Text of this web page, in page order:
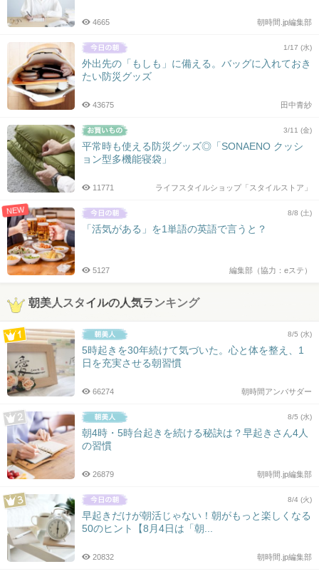
朝時間.jp編集部
4665
1/17 (水)
外出先の「もしも」に備える。バッグに入れておき
たい防災グッズ
田中青紗
43675
3/11 (金)
平常時も使える防災グッズ◎「SONAENO クッシ
ョン型多機能寝袋」
ライフスタイルショップ「スタイルストア」
11771
NEW 8/8 (土)
「活気がある」を1単語の英語で言うと？
編集部（協力：eステ）
5127
朝美人スタイルの人気ランキング
8/5 (水)
5時起きを30年続けて気づいた。心と体を整え、1
日を充実させる朝習慣
朝時間アンバサダー
66274
8/5 (水)
朝4時・5時台起きを続ける秘訣は？早起きさん4人
の習慣
朝時間.jp編集部
26879
8/4 (火)
早起きだけが朝活じゃない！朝がもっと楽しくなる
50のヒント【8月4日は「朝...
朝時間.jp編集部
20832